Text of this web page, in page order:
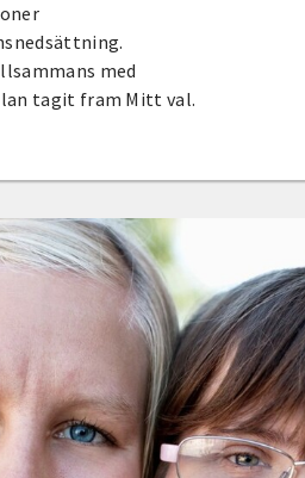
med
tagit fram Mitt val.